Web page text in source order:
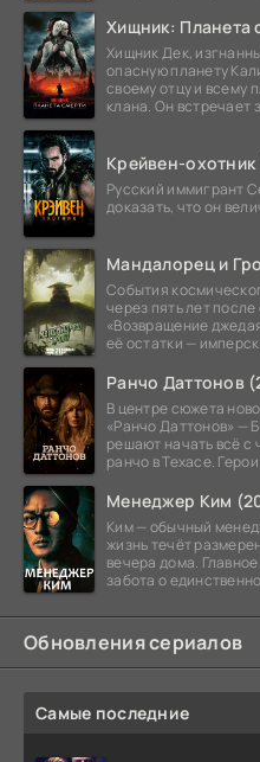
Хищник: Планета
Хищник Дек,
опасную планету
своему отцу и всему
клана. Он встречает
Крейвен-охотник
Русский иммигрант
доказать, что он
Мандалорец и
События
через пять лет
«Возвращение
её остатки —
Ранчо Даттонов
В центре сюжета
«Ранчо Даттонов» —
решают начать всё с
ранчо в Техасе.
Менеджер Ким
Ким — обычный
жизнь течёт
вечера дома.
забота о
Обновления сериалов
Самые последние